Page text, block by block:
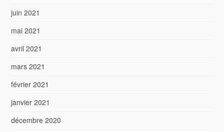
juin 2021
mai 2021
avril 2021
mars 2021
février 2021
janvier 2021
décembre 2020